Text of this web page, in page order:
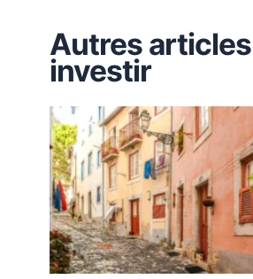
Autres articles
investir